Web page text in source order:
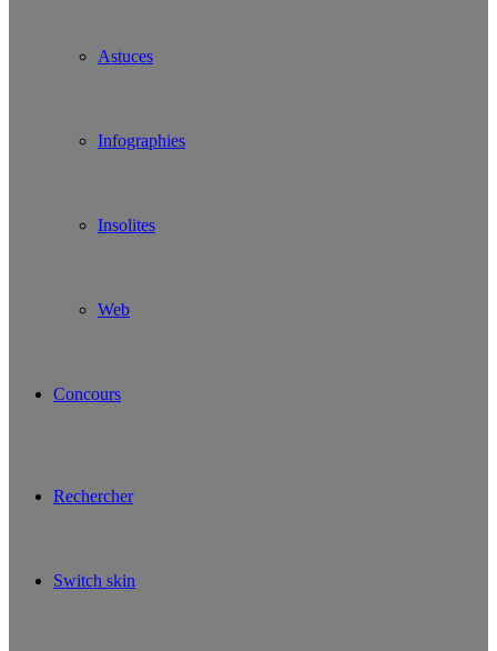
Astuces
Infographies
Insolites
Web
Concours
Rechercher
Switch skin